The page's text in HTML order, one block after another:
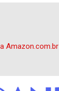
Amazon.com.br